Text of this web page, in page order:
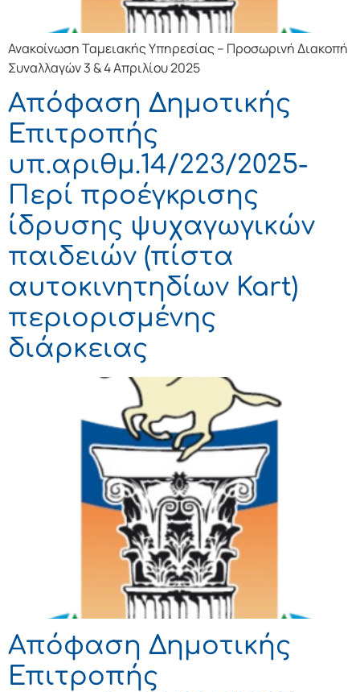
Ανακοίνωση Ταμειακής Υπηρεσίας – Προσωρινή Διακοπή
Συναλλαγών 3 & 4 Απριλίου 2025
Απόφαση Δημοτικής
Επιτροπής
υπ.αριθμ.14/223/2025-
Περί προέγκρισης
ίδρυσης ψυχαγωγικών
παιδειών (πίστα
αυτοκινητηδίων Kart)
περιορισμένης
διάρκειας
Απόφαση Δημοτικής
Επιτροπής